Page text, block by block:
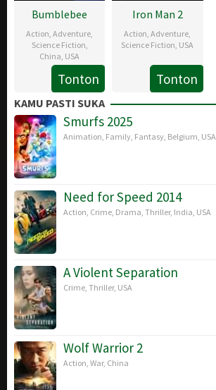
Bumblebee
Action ,Adventure
Science Fiction
China USA
22
Nov
2018
Mike
Gunther
Tonton
Iron Man 2
Action ,Adventure
Science Fiction USA
28
Apr
2010
Jonathan
Taylor
Tonton
KAMU PASTI SUKA
Smurfs 2025
Animation Family Fantasy Belgium USA
Need for Speed 2014
Action Crime Drama Thriller, India USA
A Violent Separation
Crime Thriller, USA
Wolf Warrior 2
Action War, China